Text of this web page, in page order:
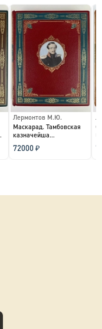
Лермонтов М.Ю.
Маскарад. Тамбовская
казначейша
(Подарочное издание в
кожано...
72000 ₽